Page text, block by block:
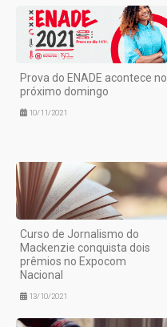
Prova do ENADE acontece no
próximo domingo
10/11/2021
Curso de Jornalismo do
Mackenzie conquista dois
prêmios no Expocom
Nacional
13/10/2021